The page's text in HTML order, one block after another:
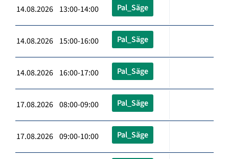
14.08.2026 13:00-14:00 Pal_Säge
14.08.2026 15:00-16:00 Pal_Säge
14.08.2026 16:00-17:00 Pal_Säge
17.08.2026 08:00-09:00 Pal_Säge
17.08.2026 09:00-10:00 Pal_Säge